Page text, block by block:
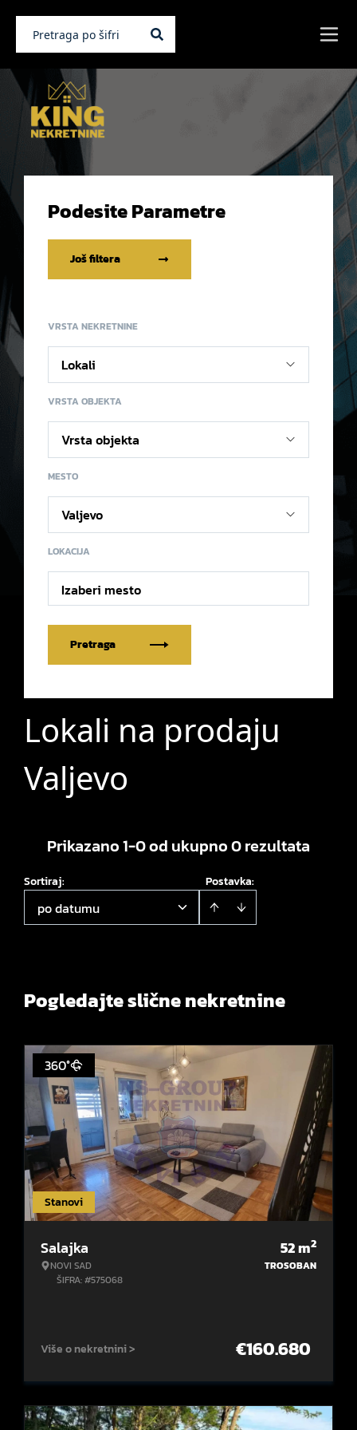
Podesite Parametre
Još filtera
VRSTA NEKRETNINE
VRSTA OBJEKTA
MESTO
LOKACIJA
Izaberi mesto
Pretraga
Lokali na prodaju
Valjevo
Prikazano 1-0 od ukupno 0 rezultata
Postavka:
Sortiraj:
po datumu
Pogledajte slične nekretnine
Stanovi
360°
Salajka
NOVI SAD
ŠIFRA: #575068
52m2
TROSOBAN
Više o nekretnini > €160.680